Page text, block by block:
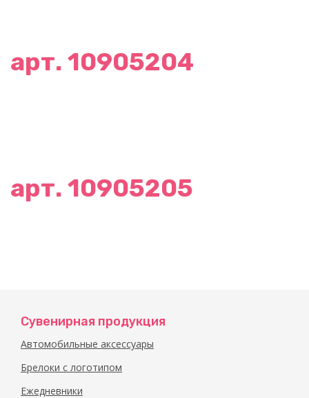
арт. 10905204
арт. 10905205
Сувенирная продукция
Автомобильные аксессуары
Брелоки с логотипом
Ежедневники